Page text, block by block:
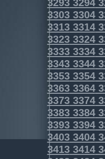
33033304
33133314
33233324
33333334
33433344
33533354
33633364
33733374
33833384
33933394
34033404
34133414